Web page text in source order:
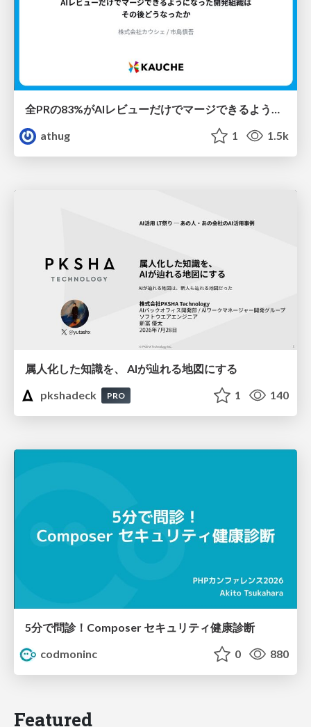
全PRの83%がAIレビューだけでマージできるようになった開発組織はその後どうなったか
athug
1 1.5k
属人化した知識を、 AIが辿れる地図にする
pkshadeck
PRO 1 140
5分で問診！Composer セキュリティ健康診断
codmoninc
0 880
Featured